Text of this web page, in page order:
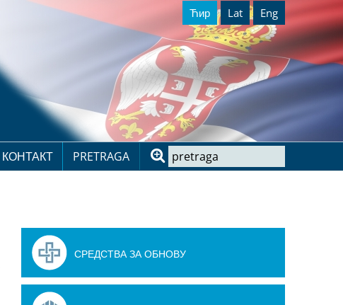
Ћир Lat Eng
КОНТАКТ PRETRAGA
СРЕДСТВА ЗА ОБНОВУ